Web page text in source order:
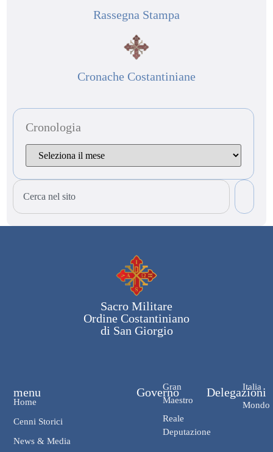
Rassegna Stampa
Cronache Costantiniane
Cronologia
Sacro Militare
Ordine Costantiniano
di San Giorgio
Governo
Gran
Maestro
Reale
Deputazione
Delegazioni
Italia
Mondo
menu
Home
Cenni Storici
News & Media